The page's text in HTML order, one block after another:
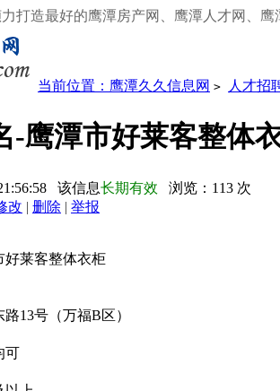
打造最好的鹰潭房产网、鹰潭人才网、鹰
当前位置： 鹰潭久久信息网 > 人才招
-鹰潭市好莱客整体
该信息长期有效 浏览： 113 次
改 | 删除 | 举报
好莱客整体衣柜
路13号（万福B区）
可